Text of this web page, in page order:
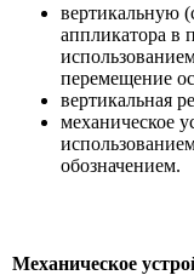
вертикальную
аппликатора в
перемещение
вертикальная
механическое
обозначением.
Механическое